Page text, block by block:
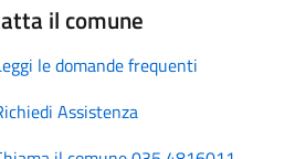
il comune
le domande frequenti
Assistenza